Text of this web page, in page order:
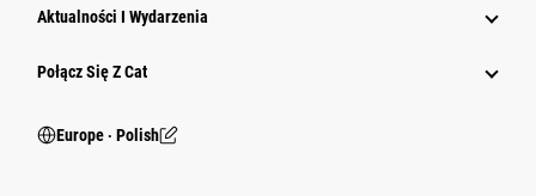
Aktualności I Wydarzenia
Połącz Się Z Cat
Europe ‧ Polish